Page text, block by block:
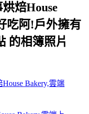
焙House
吃阿!戶外擁有
的相簿照片